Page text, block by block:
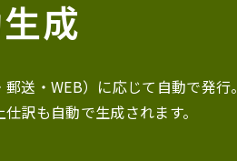
成
送・WEB）に応じて自動で発行。
訳も自動で生成されます。